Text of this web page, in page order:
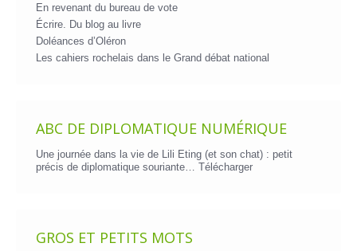
En revenant du bureau de vote
Écrire. Du blog au livre
Doléances d’Oléron
Les cahiers rochelais dans le Grand débat national
ABC DE DIPLOMATIQUE NUMÉRIQUE
Une journée dans la vie de Lili Eting (et son chat) : petit
précis de diplomatique souriante… Télécharger
GROS ET PETITS MOTS